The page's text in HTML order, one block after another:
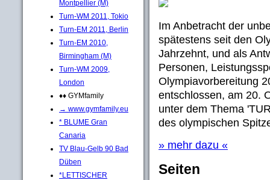
Montpellier (M)
Turn-WM 2011, Tokio
Turn-EM 2011, Berlin
Turn-EM 2010,
Birmingham (M)
Turn-WM 2009,
London
♦♦ GYMfamily
→ www.gymfamily.eu
* BLUME Gran
Canaria
TV Blau-Gelb 90 Bad
Düben
*LETTISCHER
Im Anbetracht der
spätestens seit den
Jahrzehnt, und als
Personen,
Olympiavorbereitung
entschlossen, am 20.
unter dem Thema
des olympischen
» mehr dazu «
Seiten